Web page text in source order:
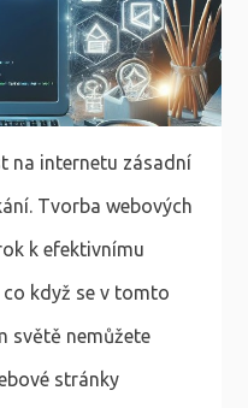
na internetu zásadní
Tvorba webových
k efektivnímu
když se v tomto
světě nemůžete
stránky